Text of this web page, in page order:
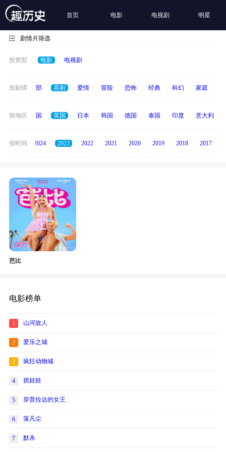
首页 电影 电视剧 明星
剧情片筛选
按类型 电影 电视剧
按剧情 全部 喜剧 爱情 冒险 恐怖 经典 科幻 家庭
按地区
美国 法国 英国 日本 韩国 德国 泰国 印度 意大利
按时间
2025 2024 2023 2022 2021 2020 2019 2018 2017
芭比
电影榜单
1 山河故人
2 爱乐之城
3 疯狂动物城
4 抓娃娃
5 穿普拉达的女王
6 落凡尘
7 默杀